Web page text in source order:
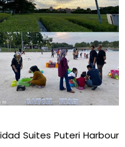
Suites Puteri Harbour